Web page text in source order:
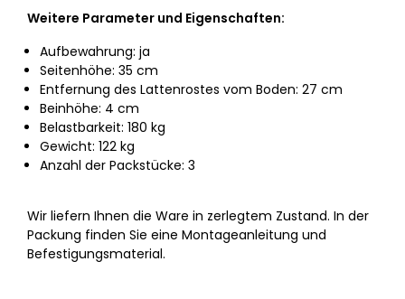
Weitere Parameter und Eigenschaften:
Aufbewahrung: ja
Seitenhöhe: 35 cm
Entfernung des Lattenrostes vom Boden: 27 cm
Beinhöhe: 4 cm
Belastbarkeit: 180 kg
Gewicht: 122 kg
Anzahl der Packstücke: 3
Wir liefern Ihnen die Ware in zerlegtem Zustand. In der
Packung finden Sie eine Montageanleitung und
Befestigungsmaterial.